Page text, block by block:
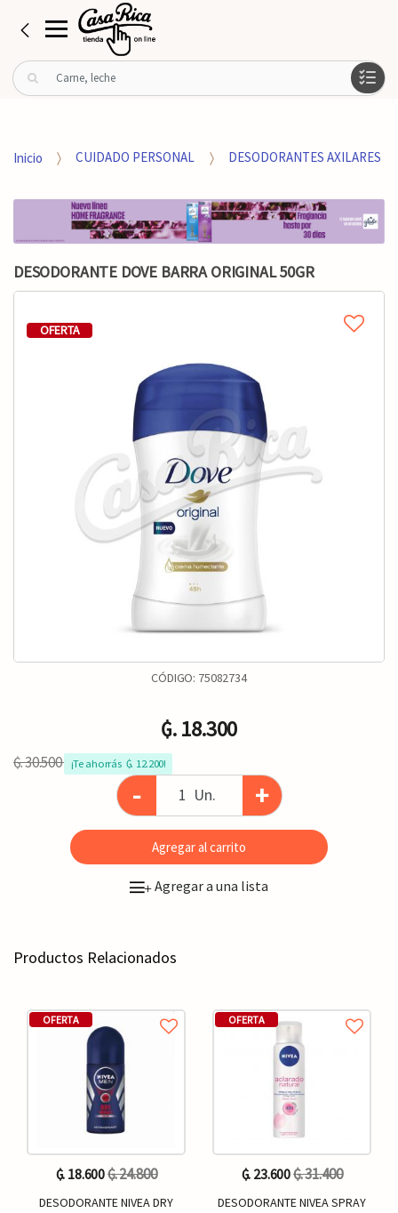
B
u
r
o
Inicio CUIDADO PERSONAL DESODORANTES AXILARES
DESODORANTE DOVE BARRA ORIGINAL 50GR
OFERTA
CÓDIGO: 75082734
₲. 18.300
₲. 30.500 ¡Te ahorrás  ₲. 12.200!
- Un. +
Agregar al carrito
+Agregar a una lista
Productos Relacionados
OFERTA
₲. 18.600₲. 24.800
DESODORANTE NIVEA DRY
OFERTA
₲. 23.600₲. 31.400
DESODORANTE NIVEA SPRAY